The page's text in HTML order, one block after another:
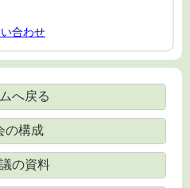
合わせ
へ戻る
の構成
の資料